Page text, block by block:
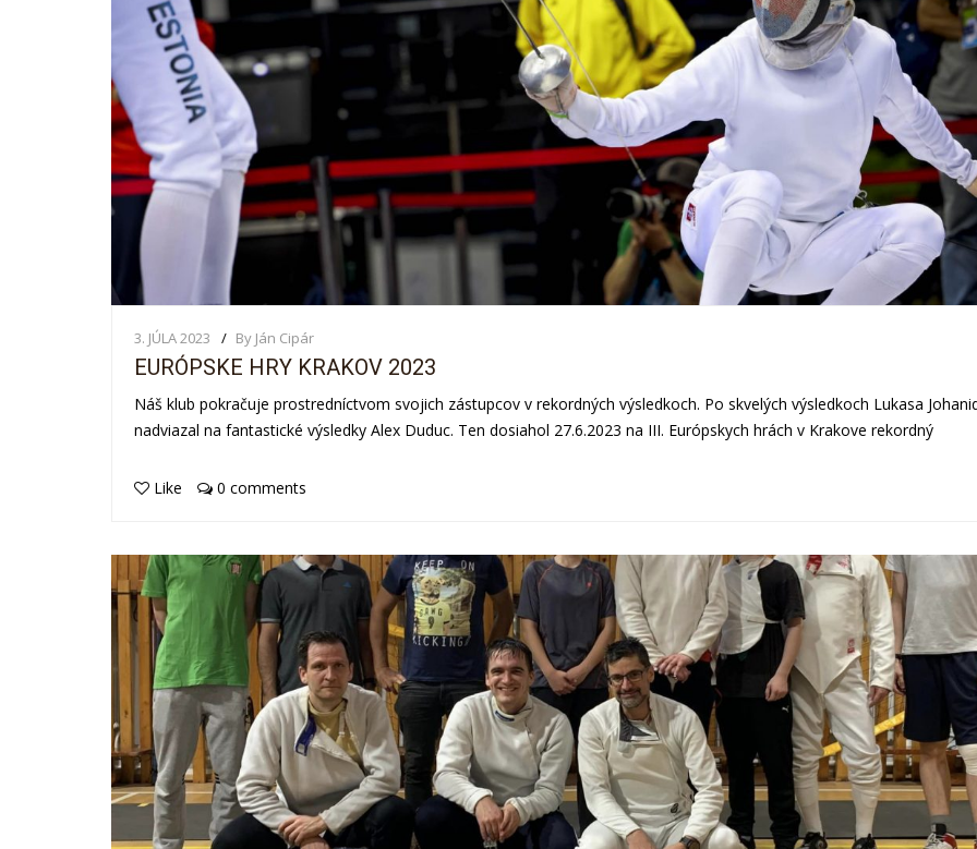
3. JÚLA 2023 By Ján Cipár
EURÓPSKE HRY KRAKOV 2023
Náš klub pokračuje prostredníctvom svojich zástupcov v rekordných výsledkoch. Po skvelých výsledkoch Lukasa
nadviazal na fantastické výsledky Alex Duduc. Ten dosiahol 27.6.2023 na III. Európskych hrách v Krakove rekordný
Like 0 comments